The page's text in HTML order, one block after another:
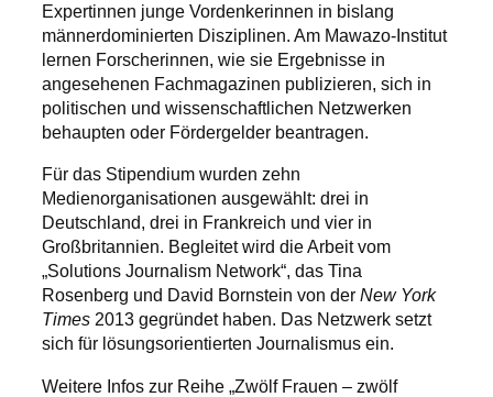
Expertinnen junge Vordenkerinnen in bislang
männerdominierten Disziplinen. Am Mawazo-Institut
lernen Forscherinnen, wie sie Ergebnisse in
angesehenen Fachmagazinen publizieren, sich in
politischen und wissenschaftlichen Netzwerken
behaupten oder Fördergelder beantragen.
Für das Stipendium wurden zehn
Medienorganisationen ausgewählt: drei in
Deutschland, drei in Frankreich und vier in
Großbritannien. Begleitet wird die Arbeit vom
„Solutions Journalism Network“, das Tina
Rosenberg und David Bornstein von derNew York
Times 2013 gegründet haben. Das Netzwerk setzt
sich für lösungsorientierten Journalismus ein.
Weitere Infos zur Reihe „Zwölf Frauen – zwölf